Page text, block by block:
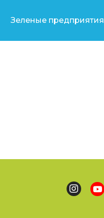
Зеленые предприятия